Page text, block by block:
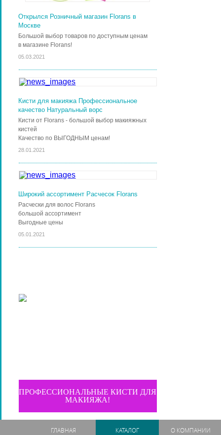
Открылся Розничный магазин Florans в
Москве
Большой выбор товаров по доступным ценам
в магазине Florans!
05.03.2021
Кисти для макияжа Профессиональное
качество Натуральный ворс
Кисти от Florans - большой выбор макияжных
кистей
Качество по ВЫГОДНЫМ ценам!
28.01.2021
Широкий ассортимент Расчесок Florans
Расчески для волос Florans
большой ассортимент
Выгодные цены
05.01.2021
ПРОФЕССИОНАЛЬНЫЕ КИСТИ ДЛЯ
МАКИЯЖА!
ГЛАВНАЯ КАТАЛОГ О КОМПАНИИ